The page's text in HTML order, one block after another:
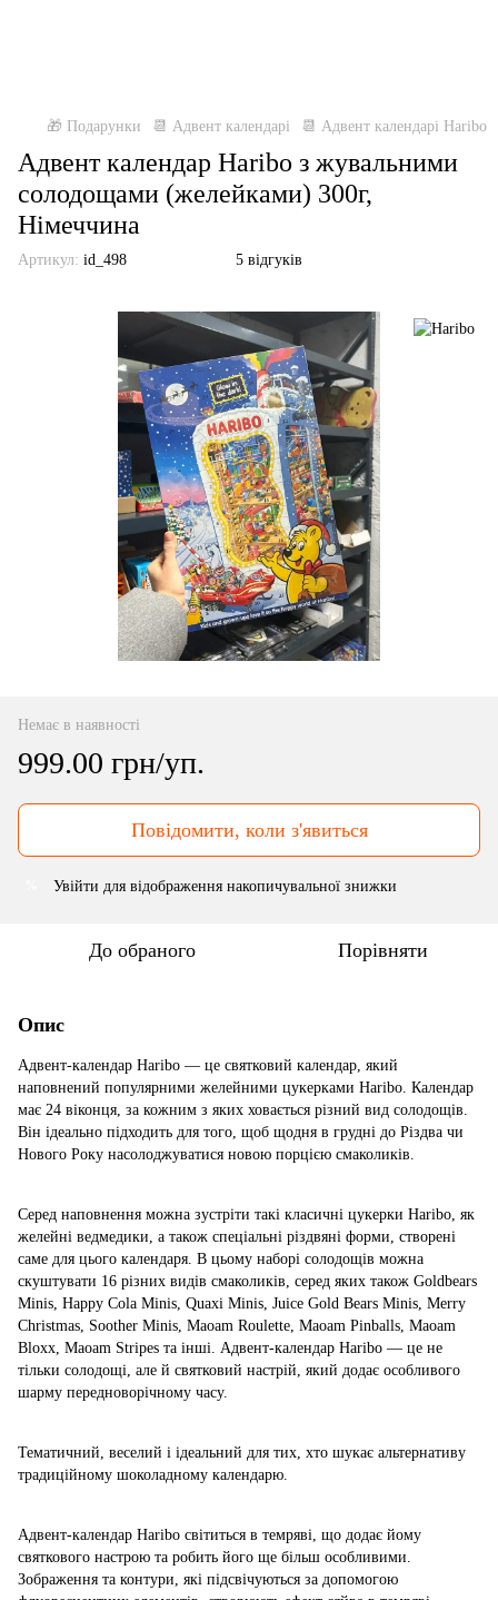
🎁 Подарунки 📆 Адвент календарі 📆 Адвент календарі Haribo
Адвент календар Haribo з жувальними
солодощами (желейками) 300г,
Німеччина
Артикул: id_498 5 відгуків
Немає в наявності
999.00 грн/уп.
Повідомити, коли з'явиться
Увійти для відображення накопичувальної знижки
До обраного Порівняти
Опис
Адвент-календар Haribo — це святковий календар, який
наповнений популярними желейними цукерками Haribo. Календар
має 24 віконця, за кожним з яких ховається різний вид солодощів.
Він ідеально підходить для того, щоб щодня в грудні до Різдва чи
Нового Року насолоджуватися новою порцією смаколиків.
Серед наповнення можна зустріти такі класичні цукерки Haribo, як
желейні ведмедики, а також спеціальні різдвяні форми, створені
саме для цього календаря. В цьому наборі солодощів можна
скуштувати 16 різних видів смаколиків, серед яких також Goldbears
Minis, Happy Cola Minis, Quaxi Minis, Juice Gold Bears Minis, Merry
Christmas, Soother Minis, Maoam Roulette, Maoam Pinballs, Maoam
Bloxx, Maoam Stripes та інші. Адвент-календар Haribo — це не
тільки солодощі, але й святковий настрій, який додає особливого
шарму передноворічному часу.
Тематичний, веселий і ідеальний для тих, хто шукає альтернативу
традиційному шоколадному календарю.
Адвент-календар Haribo світиться в темряві, що додає йому
святкового настрою та робить його ще більш особливими.
Зображення та контури, які підсвічуються за допомогою